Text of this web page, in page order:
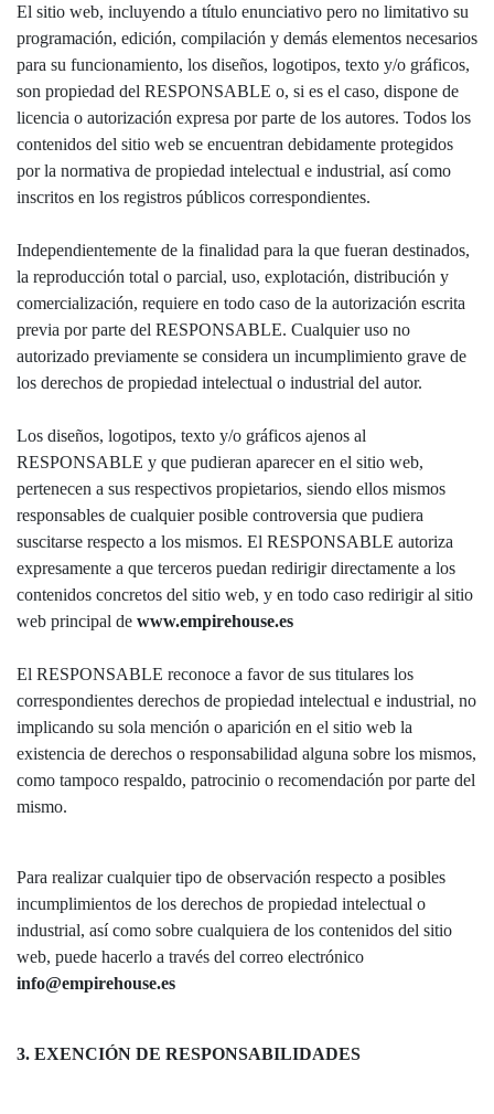
El sitio web, incluyendo a título enunciativo pero no limitativo su
programación, edición, compilación y demás elementos necesarios
para su funcionamiento, los diseños, logotipos, texto y/o gráficos,
son propiedad del RESPONSABLE o, si es el caso, dispone de
licencia o autorización expresa por parte de los autores. Todos los
contenidos del sitio web se encuentran debidamente protegidos
por la normativa de propiedad intelectual e industrial, así como
inscritos en los registros públicos correspondientes.
Independientemente de la finalidad para la que fueran destinados,
la reproducción total o parcial, uso, explotación, distribución y
comercialización, requiere en todo caso de la autorización escrita
previa por parte del RESPONSABLE. Cualquier uso no
autorizado previamente se considera un incumplimiento grave de
los derechos de propiedad intelectual o industrial del autor.
Los diseños, logotipos, texto y/o gráficos ajenos al
RESPONSABLE y que pudieran aparecer en el sitio web,
pertenecen a sus respectivos propietarios, siendo ellos mismos
responsables de cualquier posible controversia que pudiera
suscitarse respecto a los mismos. El RESPONSABLE autoriza
expresamente a que terceros puedan redirigir directamente a los
contenidos concretos del sitio web, y en todo caso redirigir al sitio
web principal de www.empirehouse.es
El RESPONSABLE reconoce a favor de sus titulares los
correspondientes derechos de propiedad intelectual e industrial, no
implicando su sola mención o aparición en el sitio web la
existencia de derechos o responsabilidad alguna sobre los mismos,
como tampoco respaldo, patrocinio o recomendación por parte del
mismo.
Para realizar cualquier tipo de observación respecto a posibles
incumplimientos de los derechos de propiedad intelectual o
industrial, así como sobre cualquiera de los contenidos del sitio
web, puede hacerlo a través del correo electrónico
info@empirehouse.es
3. EXENCIÓN DE RESPONSABILIDADES